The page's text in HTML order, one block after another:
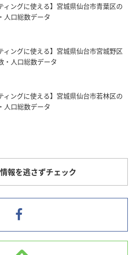
ィングに使える】宮城県仙台市青葉区の
人口総数データ
ィングに使える】宮城県仙台市宮城野区
・人口総数データ
ィングに使える】宮城県仙台市若林区の
人口総数データ
報を逃さずチェック